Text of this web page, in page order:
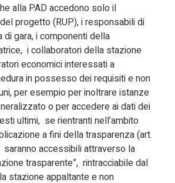
alla PAD accedono solo il
progetto (RUP), i responsabili di
gara, i componenti della
i collaboratori della stazione
economici interessati a
in possesso dei requisiti e non
per esempio per inoltrare istanze
o per accedere ai dati dei
ultimi, se rientranti nell’ambito
a fini della trasparenza (art.
accessibili attraverso la
trasparente”, rintracciabile dal
stazione appaltante e non